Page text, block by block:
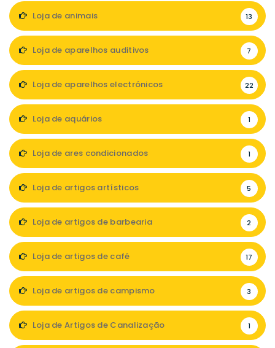
Loja de animais 13
Loja de aparelhos auditivos 7
Loja de aparelhos electrónicos 22
Loja de aquários 1
Loja de ares condicionados 1
Loja de artigos artísticos 5
Loja de artigos de barbearia 2
Loja de artigos de café 17
Loja de artigos de campismo 3
Loja de Artigos de Canalização 1